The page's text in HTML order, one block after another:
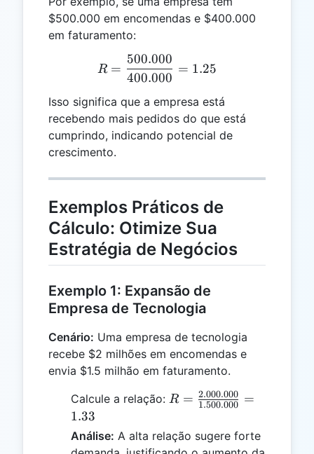
$500.000 em encomendas e $400.000
em faturamento:
R =
R =
400.000
500.000
= 1.25
Isso significa que a empresa está
recebendo mais pedidos do que está
cumprindo, indicando potencial de
crescimento.
Exemplos Práticos de
Cálculo: Otimize Sua
Estratégia de Negócios
Exemplo 1: Expansão de
Empresa de Tecnologia
Cenário: Uma empresa de tecnologia
recebe $2 milhões em encomendas e
envia $1.5 milhão em faturamento.
Calcule a relação: R =
{1.500.000} =
1.33
R = 1.500.000
2.000.000 =
1.33
Análise: A alta relação sugere forte